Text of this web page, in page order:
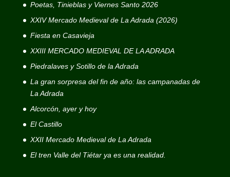
Poetas, Tinieblas y Viernes Santo 2026
XXIV Mercado Medieval de La Adrada (2026)
Fiesta en Casavieja
XXIII MERCADO MEDIEVAL DE LA ADRADA
Piedralaves y Sotillo de la Adrada
La gran sorpresa del fin de año: las campanadas de
La Adrada
Alcorcón, ayer y hoy
El Castillo
XXII Mercado Medieval de La Adrada
El tren Valle del Tiétar ya es una realidad.